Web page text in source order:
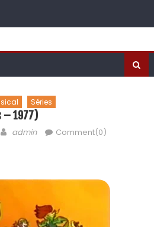
Séries
– 1977)
admin Comment(0)